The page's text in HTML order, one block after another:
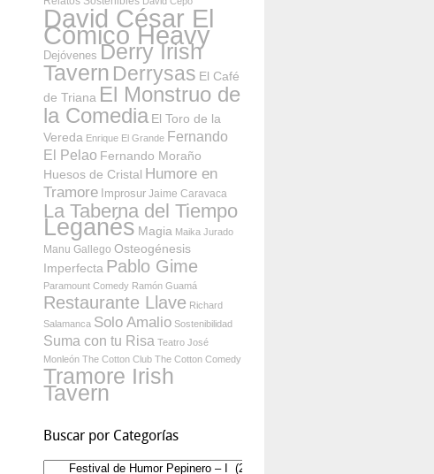
David César El
Cómico Heavy
Dejóvenes Derry Irish
Tavern Derrysas El Café
de Triana El Monstruo de
la Comedia El Toro de la
Vereda Enrique El Grande Fernando
El Pelao Fernando Moraño
Huesos de Cristal Humore en
Tramore Improsur Jaime Caravaca
La Taberna del Tiempo
Leganés Magia Maika Jurado
Manu Gallego Osteogénesis
Imperfecta Pablo Gime
Paramount Comedy Ramón Guamá
Restaurante Llave Richard
Salamanca Solo Amalio Sostenibilidad
Suma con tu Risa Teatro José
Monleón The Cotton Club The Cotton Comedy
Tramore Irish
Tavern
Buscar por Categorías
Buscar